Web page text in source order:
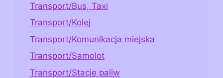
Transport/Bus, Taxi
Transport/Kolej
Transport/Komunikacja miejska
Transport/Samolot
Transport/Stacje paliw